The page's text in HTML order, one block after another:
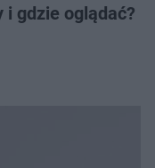
gdzie oglądać?